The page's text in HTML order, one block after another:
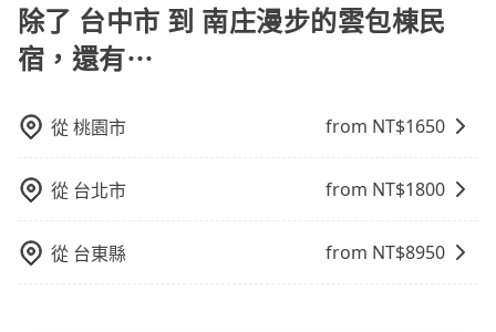
就顯得非常不便。
完後預定就完成，事先不用電話確認空房，事後也不用
告知付款完畢，一切都能在網路上操作。但有些較冷門
或規模較小的飯店，有可能再多平台同時上架而發生超
在預定時要不選擇評分高、評論多的飯店，不然就是還
煩，有些時候直接打電話問的價格可能比民宿訂房網來
得便宜，但缺點就是多數要匯款並再人工確認。假如不
或者國際Airbnb都值得推薦。
都有，可彈性選擇2~12小時的服務，滿足家族出遊、朋
友聚會、婚喪喜慶等不同的需求。價格透明、無隱藏費
用，網站試算即真實價格，免去來回電話確認。一天包
時數或者單程專車服務者，敢大聲說我們價格絕對最划
算。網站上可直接挑選小轎車、休旅車、或九人座箱型
車，如需10人以上巴士，請來信洽詢。
除了 台中市 到 南庄漫步的雲包棟民
宿，還有⋯
從桃園市 from NT$1650
從 台北市 from NT$1800
從 台東縣 from NT$8950